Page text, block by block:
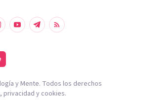
y Mente. Todos los derechos
, privacidad y cookies.